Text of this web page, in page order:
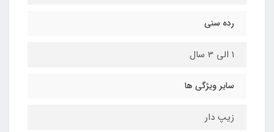
رده سنی
1 الی 3 سال
سایر ویژگی ها
زیپ دار